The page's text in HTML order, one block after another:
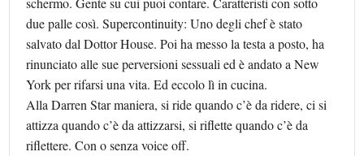
due palle così. Supercontinuity: Uno degli chef è stato
salvato dal Dottor House. Poi ha messo la testa a posto, ha
rinunciato alle sue perversioni sessuali ed è andato a New
York per rifarsi una vita. Ed eccolo lì in cucina.
Alla Darren Star maniera, si ride quando c’è da ridere, ci si
attizza quando c’è da attizzarsi, si riflette quando c’è da
riflettere. Con o senza voice off.